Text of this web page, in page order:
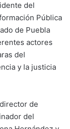
del
Pública
de Puebla
actores
del
y la justicia
de
del